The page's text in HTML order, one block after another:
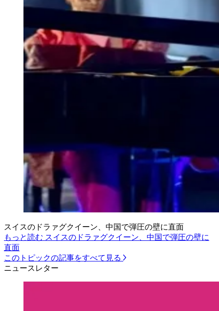
スイスのドラァグクイーン、中国で弾圧の壁に直面
もっと読む スイスのドラァグクイーン、中国で弾圧の壁に
直面
このトピックの記事をすべて見る
ニュースレター